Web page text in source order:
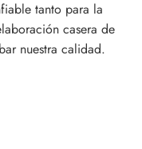
tanto para la
casera de
nuestra calidad.